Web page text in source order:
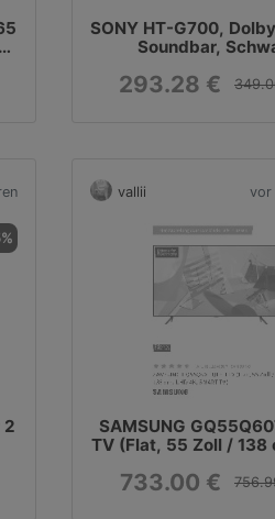
SONY HT-G700,
Soundbar,
293.28 €
2
vallii vor
SAMSUNG
TV (Flat, 55 Zoll / 138
733.00 €